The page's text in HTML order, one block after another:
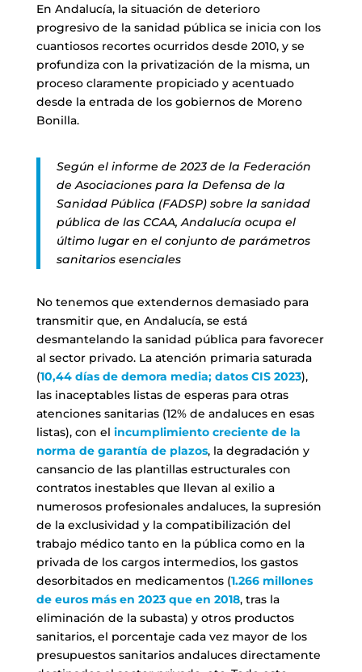
En Andalucía, la situación de deterioro
progresivo de la sanidad pública se inicia con los
cuantiosos recortes ocurridos desde 2010, y se
profundiza con la privatización de la misma, un
proceso claramente propiciado y acentuado
desde la entrada de los gobiernos de Moreno
Bonilla.
Según el informe de 2023 de la Federación
de Asociaciones para la Defensa de la
Sanidad Pública (FADSP) sobre la sanidad
pública de las CCAA, Andalucía ocupa el
último lugar en el conjunto de parámetros
sanitarios esenciales
No tenemos que extendernos demasiado para
transmitir que, en Andalucía, se está
desmantelando la sanidad pública para favorecer
al sector privado. La atención primaria saturada
(10,44 días de demora media; datos CIS 2023),
las inaceptables listas de esperas para otras
atenciones sanitarias (12% de andaluces en esas
listas), con el incumplimiento creciente de la
norma de garantía de plazos, la degradación y
cansancio de las plantillas estructurales con
contratos inestables que llevan al exilio a
numerosos profesionales andaluces, la supresión
de la exclusividad y la compatibilización del
trabajo médico tanto en la pública como en la
privada de los cargos intermedios, los gastos
desorbitados en medicamentos (1.266 millones
de euros más en 2023 que en 2018, tras la
eliminación de la subasta) y otros productos
sanitarios, el porcentaje cada vez mayor de los
presupuestos sanitarios andaluces directamente